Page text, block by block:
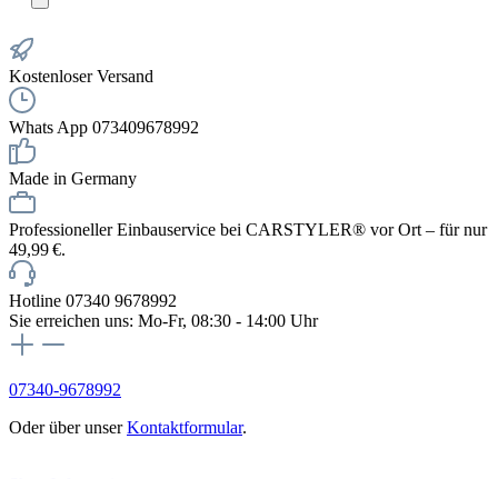
Kostenloser Versand
Whats App 073409678992
Made in Germany
Professioneller Einbauservice bei CARSTYLER® vor Ort – für nur
49,99 €.
Hotline 07340 9678992
Sie erreichen uns: Mo-Fr, 08:30 - 14:00 Uhr
07340-9678992
Oder über unserKontaktformular.